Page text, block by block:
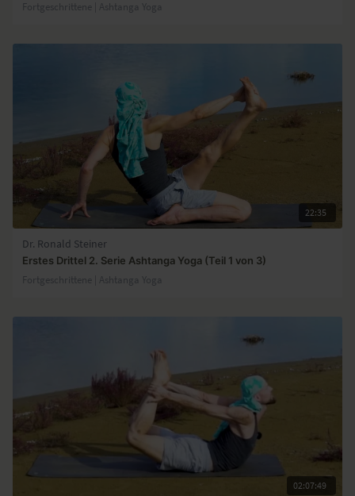
Fortgeschrittene | Ashtanga Yoga
22:35
Dr. Ronald Steiner
Erstes Drittel 2. Serie Ashtanga Yoga (Teil 1 von 3)
Fortgeschrittene | Ashtanga Yoga
02:07:49